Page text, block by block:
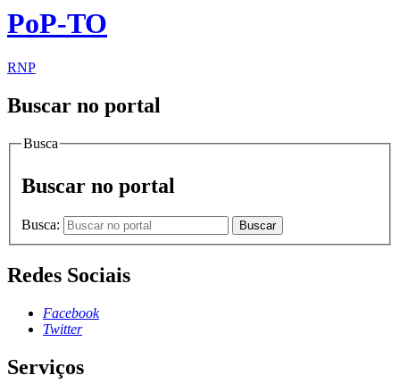
PoP-TO
RNP
Buscar no portal
Busca
Buscar no portal
Busca: Buscar
Redes Sociais
Facebook
Twitter
Serviços